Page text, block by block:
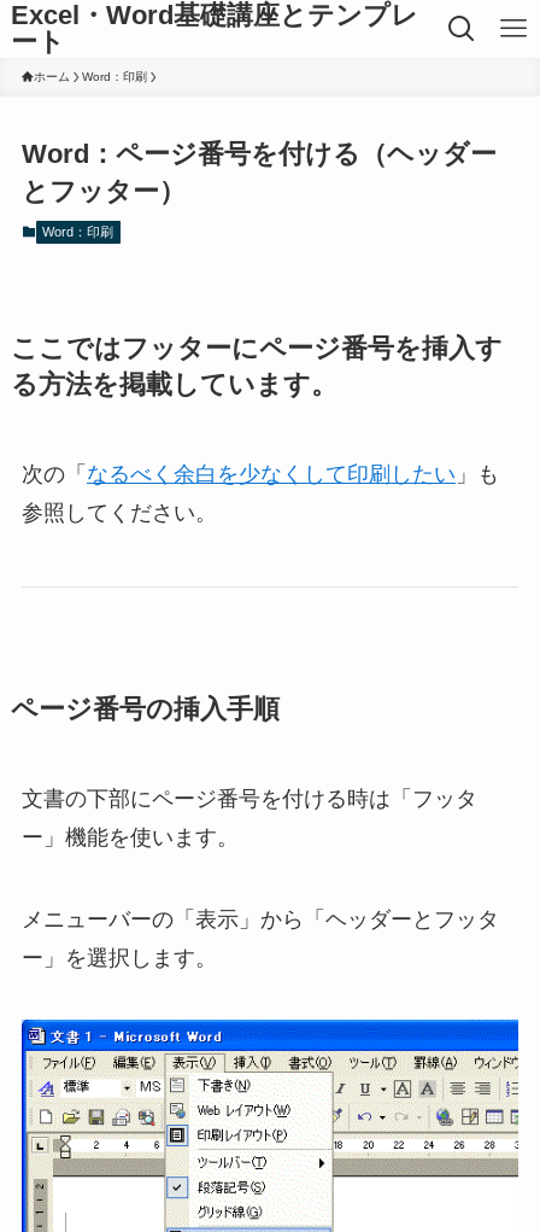
Excel・Word基礎講座とテンプレ
ート
ホーム Word：印刷
Word：ページ番号を付ける（ヘッダー
とフッター）
Word：印刷
ここではフッターにページ番号を挿入す
る方法を掲載しています。
次の「 なるべく余白を少なくして印刷したい 」も
参照してください。
ページ番号の挿入手順
文書の下部にページ番号を付ける時は「フッタ
ー」機能を使います。
メニューバーの「表示」から「ヘッダーとフッタ
ー」を選択します。